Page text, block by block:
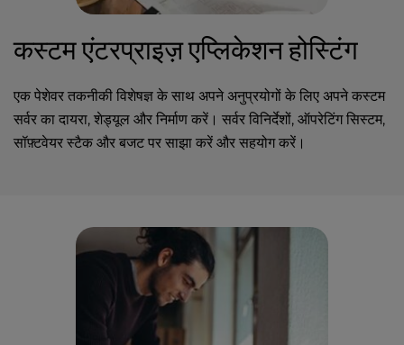
कस्टम एंटरप्राइज़ एप्लिकेशन होस्टिंग
एक पेशेवर तकनीकी विशेषज्ञ के साथ अपने अनुप्रयोगों के लिए अपने कस्टम
सर्वर का दायरा, शेड्यूल और निर्माण करें। सर्वर विनिर्देशों, ऑपरेटिंग सिस्टम,
सॉफ़्टवेयर स्टैक और बजट पर साझा करें और सहयोग करें।